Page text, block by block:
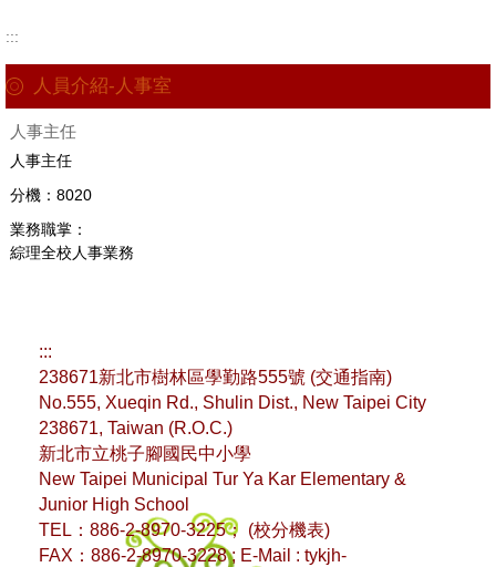
電話分機表
校長室
教導處
教務處
輔導室
人事室
會計室
:::
人員介紹-人事室
人事主任
人事主任
分機：8020
業務職掌：
綜理全校人事業務
:::
238671新北市樹林區學勤路555號 (交通指南)
No.555, Xueqin Rd., Shulin Dist., New Taipei City
238671, Taiwan (R.O.C.)
新北市立桃子腳國民中小學
New Taipei Municipal Tur Ya Kar Elementary &
Junior High School
TEL：886-2-8970-3225； (校分機表)
FAX：886-2-8970-3228 ; E-Mail : tykjh-